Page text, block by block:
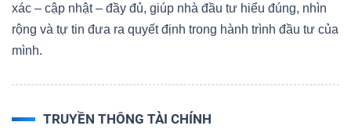
xác – cập nhật – đầy đủ, giúp nhà đầu tư hiểu đúng, nhìn
rộng và tự tin đưa ra quyết định trong hành trình đầu tư của
mình.
TRUYỀN THÔNG TÀI CHÍNH
TIÊU
DÙNG
KHÔNG